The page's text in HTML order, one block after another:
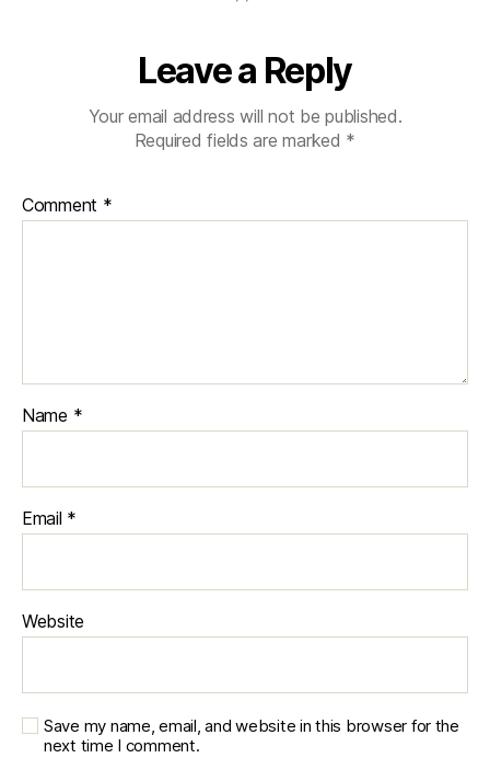
Leave a Reply
Your email address will not be published.
Required fields are marked *
Comment *
Name *
Email *
Website
Save my name, email, and website in this browser for the
next time I comment.